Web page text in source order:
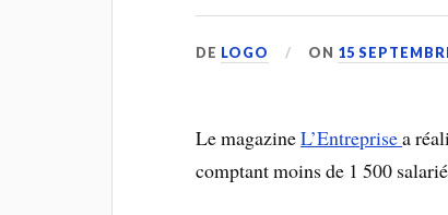
DE LOGO ON 15
Le magazineL’Entreprisea
comptant moins de 1 500